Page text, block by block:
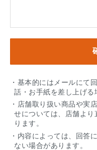
・基本的にはメールにて
話・お手紙を差し上げる
・店舗取り扱い商品や実
せについては、店舗よ
ります。
・内容によっては、回答
ない場合があります。